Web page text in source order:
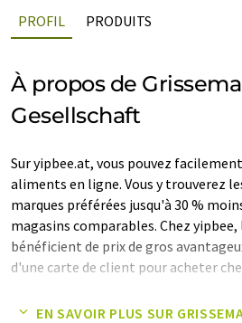
PROFIL PRODUITS
À propos de
Gesellschaft
Sur yipbee.at, vous pouvez
aliments en ligne. Vous y trouverez
marques préférées jusqu'à 30 %
magasins comparables. Chez
bénéficient de prix de gros
d'une carte de client pour acheter
Note: Cet article a été traduit à l'aide
EN SAVOIR PLUS SUR